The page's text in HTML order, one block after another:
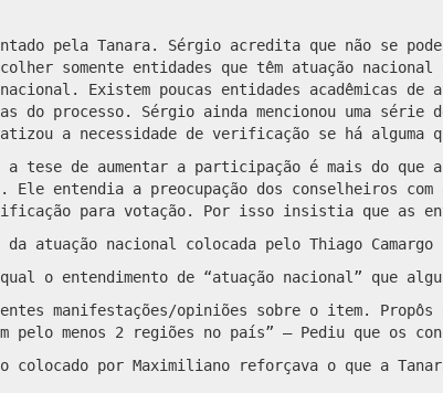
pela Tanara. Sérgio acredita que não se
somente entidades que têm atuação
Existem poucas entidades acadêmicas de
do processo. Sérgio ainda mencionou uma série
a necessidade de verificação se há alguma
a tese de aumentar a participação é mais do que
entendia a preocupação dos conselheiros
para votação. Por isso insistia que as
atuação nacional colocada pelo Thiago
o entendimento de “atuação nacional” que
manifestações/opiniões sobre o item.
pelo menos 2 regiões no país” — Pediu que os
colocado por Maximiliano reforçava o que a